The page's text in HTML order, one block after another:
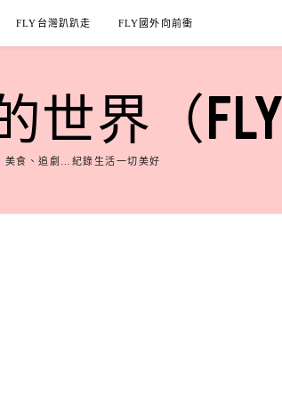
FLY台灣趴趴走 FLY國外向前衝
界（
美食、追劇…紀錄生活一切美好